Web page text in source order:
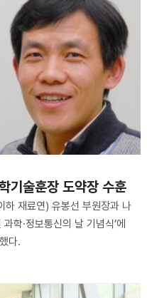
기술훈장 도약장 수훈
재료연) 유봉선 부원장과 나
학·정보통신의 날 기념식’에
다.